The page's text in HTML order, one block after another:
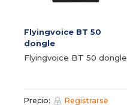
Flyingvoice BT 50
dongle
Flyingvoice BT 50 dongle
Precio: Registrarse